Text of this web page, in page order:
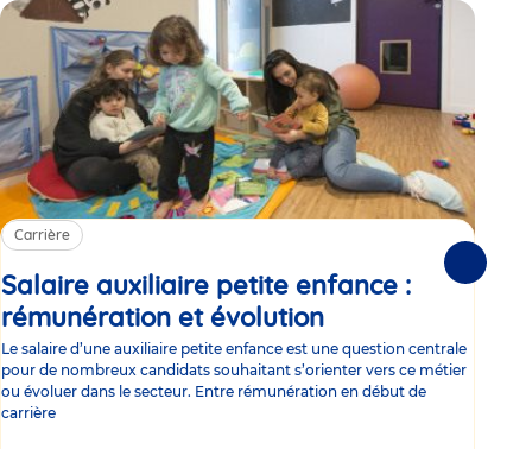
Carrière
Salaire auxiliaire petite enfance :
rémunération et évolution
Le salaire d’une auxiliaire petite enfance est une question centrale
pour de nombreux candidats souhaitant s’orienter vers ce métier
ou évoluer dans le secteur. Entre rémunération en début de
carrière